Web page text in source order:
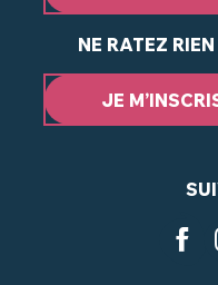
NE RATEZ
JE